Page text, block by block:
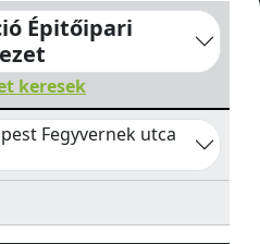
Fegyvernek utca 11.
Épitőipari
keresek
Fegyvernek utca